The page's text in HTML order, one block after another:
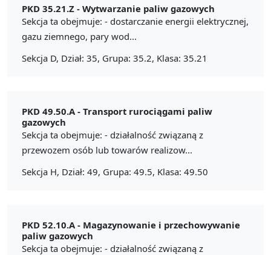
PKD 35.21.Z - Wytwarzanie paliw gazowych
Sekcja ta obejmuje: - dostarczanie energii elektrycznej,
gazu ziemnego, pary wod...
Sekcja D, Dział: 35, Grupa: 35.2, Klasa: 35.21
PKD 49.50.A - Transport rurociągami paliw
gazowych
Sekcja ta obejmuje: - działalność związaną z
przewozem osób lub towarów realizow...
Sekcja H, Dział: 49, Grupa: 49.5, Klasa: 49.50
PKD 52.10.A - Magazynowanie i przechowywanie
paliw gazowych
Sekcja ta obejmuje: - działalność związaną z